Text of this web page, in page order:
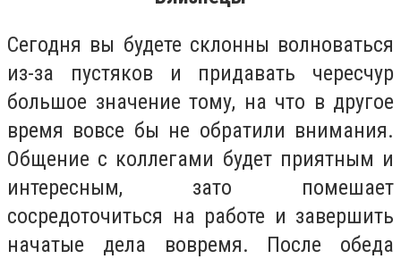
Сегодня вы будете склонны волноваться
из-за пустяков и придавать чересчур
большое значение тому, на что в другое
время вовсе бы не обратили внимания.
Общение с коллегами будет приятным и
интересным, зато помешает
сосредоточиться на работе и завершить
начатые дела вовремя. После обеда